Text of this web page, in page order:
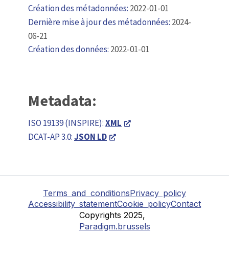
Création des métadonnées: 2022-01-01
Dernière mise à jour des métadonnées: 2024-
06-21
Création des données: 2022-01-01
Metadata:
ISO 19139 (INSPIRE):XML
DCAT-AP 3.0:JSON LD
Terms and conditionsPrivacy policy
Accessibility statementCookie policyContact
Copyrights 2025,
Paradigm.brussels